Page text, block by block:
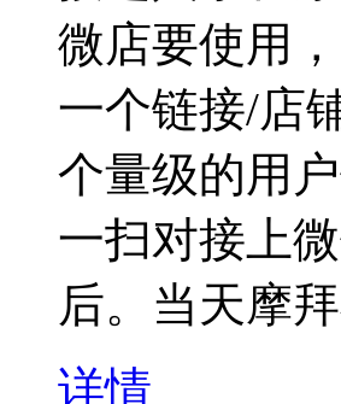
微店要使用
一个链接/店
个量级的用
一扫对接上
后。当天摩
详情